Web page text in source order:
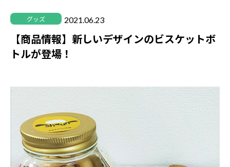
グッズ 2021.06.23
【商品情報】新しいデザインのビスケットボ
トルが登場！